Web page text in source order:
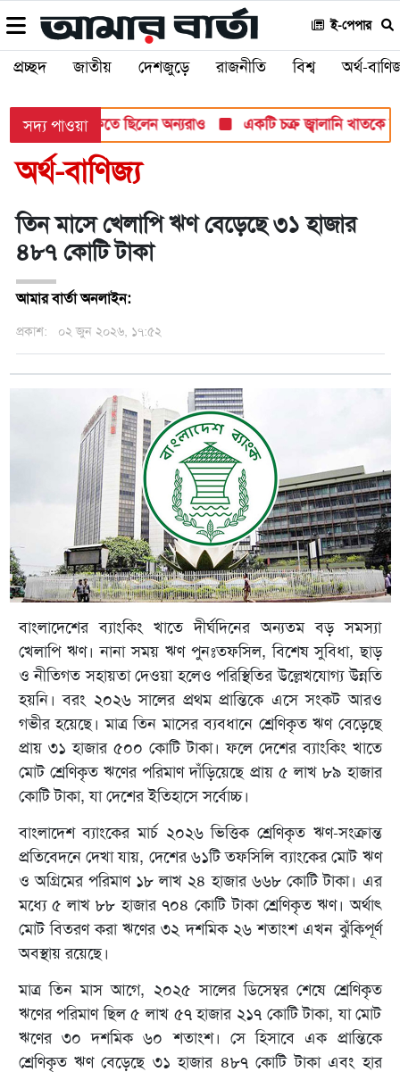
ই-পেপার
প্রচ্ছদ জাতীয় দেশজুড়ে রাজনীতি বিশ্ব অর্থ-
সদ্য পাওয়া
টার্গেট, হুমকিতে ছিলেন অন্যরাও একটি চক্র জ্বালানি খাতকে
অর্থ-বাণিজ্য
তিন মাসে খেলাপি ঋণ বেড়েছে ৩১ হাজার
৪৮৭ কোটি টাকা
আমার বার্তা অনলাইন:
প্রকাশ: ০২ জুন ২০২৬, ১৭:৫২
বাংলাদেশের ব্যাংকিং খাতে দীর্ঘদিনের অন্যতম বড় সমস্যা
খেলাপি ঋণ। নানা সময় ঋণ পুনঃতফসিল, বিশেষ সুবিধা, ছাড়
ও নীতিগত সহায়তা দেওয়া হলেও পরিস্থিতির উল্লেখযোগ্য উন্নতি
হয়নি। বরং ২০২৬ সালের প্রথম প্রান্তিকে এসে সংকট আরও
গভীর হয়েছে। মাত্র তিন মাসের ব্যবধানে শ্রেণিকৃত ঋণ বেড়েছে
প্রায় ৩১ হাজার ৫০০ কোটি টাকা। ফলে দেশের ব্যাংকিং খাতে
মোট শ্রেণিকৃত ঋণের পরিমাণ দাঁড়িয়েছে প্রায় ৫ লাখ ৮৯ হাজার
কোটি টাকা, যা দেশের ইতিহাসে সর্বোচ্চ।
বাংলাদেশ ব্যাংকের মার্চ ২০২৬ ভিত্তিক শ্রেণিকৃত ঋণ-সংক্রান্ত
প্রতিবেদনে দেখা যায়, দেশের ৬১টি তফসিলি ব্যাংকের মোট ঋণ
ও অগ্রিমের পরিমাণ ১৮ লাখ ২৪ হাজার ৬৬৮ কোটি টাকা। এর
মধ্যে ৫ লাখ ৮৮ হাজার ৭০৪ কোটি টাকা শ্রেণিকৃত ঋণ। অর্থাৎ
মোট বিতরণ করা ঋণের ৩২ দশমিক ২৬ শতাংশ এখন ঝুঁকিপূর্ণ
অবস্থায় রয়েছে।
মাত্র তিন মাস আগে, ২০২৫ সালের ডিসেম্বর শেষে শ্রেণিকৃত
ঋণের পরিমাণ ছিল ৫ লাখ ৫৭ হাজার ২১৭ কোটি টাকা, যা মোট
ঋণের ৩০ দশমিক ৬০ শতাংশ। সে হিসাবে এক প্রান্তিকে
শ্রেণিকৃত ঋণ বেড়েছে ৩১ হাজার ৪৮৭ কোটি টাকা এবং হার